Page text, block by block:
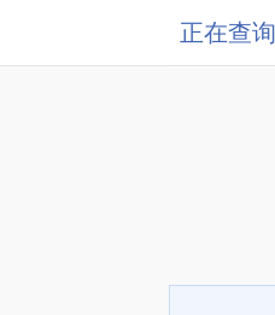
正在查